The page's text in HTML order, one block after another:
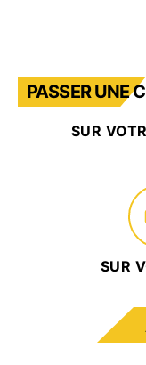
PASSER UNE
SUR
SUR